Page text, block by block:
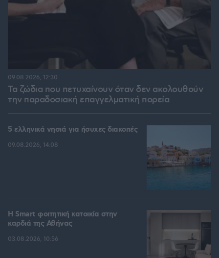
Τα ζώδια που πετυχαίνουν όταν δεν ακολουθούν
την παραδοσιακή επαγγελματική πορεία
09.08.2026, 12:30
5 ελληνικά νησιά για ήσυχες διακοπές
09.08.2026, 14:08
Η Smart φοιτητική κατοικία στην
καρδιά της Αθήνας
03.08.2026, 10:56